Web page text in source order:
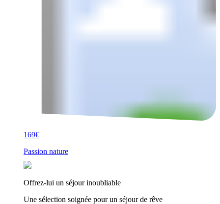
169€
Passion nature
Offrez-lui un séjour inoubliable
Une sélection soignée pour un séjour de rêve